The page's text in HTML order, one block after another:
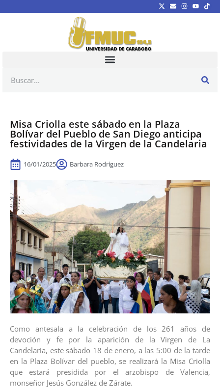
Misa Criolla este sábado en la Plaza
Bolívar del Pueblo de San Diego anticipa
festividades de la Virgen de la Candelaria
16/01/2025 Barbara Rodríguez
Como antesala a la celebración de los 261 años de
devoción y fe por la aparición de la Virgen de La
Candelaria, este sábado 18 de enero, a las 5:00 de la tarde
en la Plaza Bolívar del pueblo, se realizará la Misa Criolla
que estará presidida por el arzobispo de Valencia,
monseñor Jesús González de Zárate.